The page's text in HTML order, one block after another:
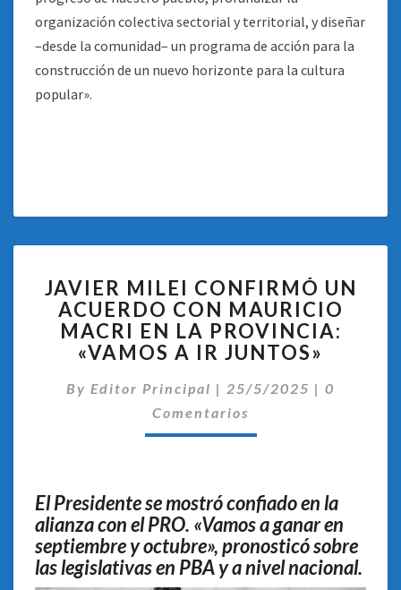
organización colectiva sectorial y territorial, y diseñar
–desde la comunidad– un programa de acción para la
construcción de un nuevo horizonte para la cultura
popular».
MILEI
CONFIRMÓ
UN
ACUERDO
MAURICIO
MACRI
A
IR
JUNTOS»
JAVIER MILEI CONFIRMÓ UN
ACUERDO CON MAURICIO
MACRI EN LA PROVINCIA:
«VAMOS A IR JUNTOS»
By Editor Principal | 25/5/2025 | 0
Comentarios
El Presidente se mostró confiado en la
alianza con el PRO. «Vamos a ganar en
septiembre y octubre», pronosticó sobre
las legislativas en PBA y a nivel nacional.